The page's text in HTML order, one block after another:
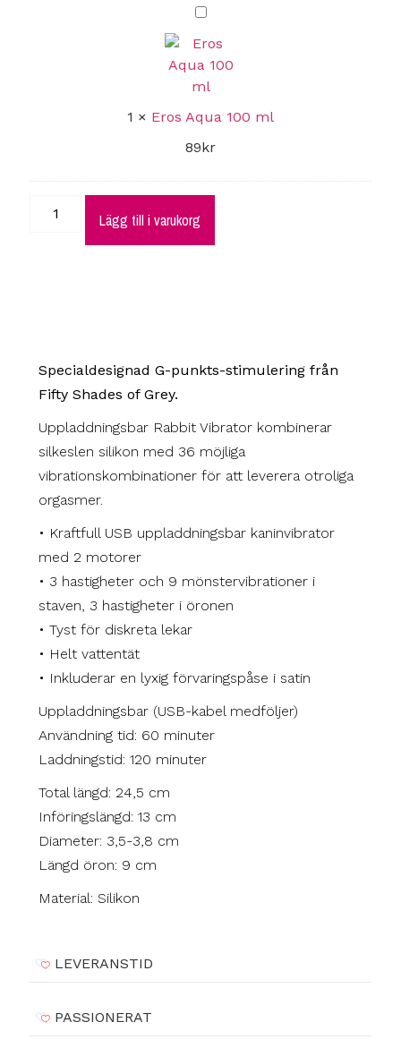
Eros
Aqua
100
ml
1 × Eros Aqua 100 ml
89kr
Lägg till i varukorg
Specialdesignad G-punkts-stimulering från
Fifty Shades of Grey.
Uppladdningsbar Rabbit Vibrator kombinerar
silkeslen silikon med 36 möjliga
vibrationskombinationer för att leverera otroliga
orgasmer.
• Kraftfull USB uppladdningsbar kaninvibrator
med 2 motorer
• 3 hastigheter och 9 mönstervibrationer i
staven, 3 hastigheter i öronen
• Tyst för diskreta lekar
• Helt vattentät
• Inkluderar en lyxig förvaringspåse i satin
Uppladdningsbar (USB-kabel medföljer)
Användning tid: 60 minuter
Laddningstid: 120 minuter
Total längd: 24,5 cm
Införingslängd: 13 cm
Diameter: 3,5-3,8 cm
Längd öron: 9 cm
Material: Silikon
LEVERANSTID
PASSIONERAT